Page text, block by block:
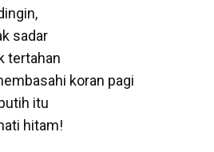
sadar
tertahan
koran pagi
itu
hitam!